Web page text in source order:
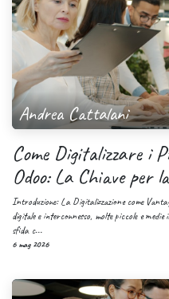
Andrea Cattalani
Come Digitalizzare i
Odoo: La Chiave per
Introduzione: La Digitalizzazione come
digitale e interconnesso, molte piccole e
sfida c...
6 mag 2026